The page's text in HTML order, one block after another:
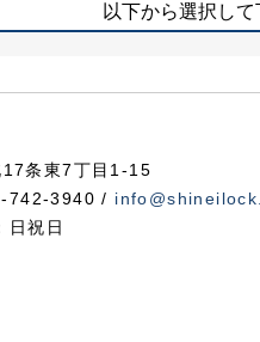
以下から選択し
条東7丁目1-15
742-3940 /
日祝日